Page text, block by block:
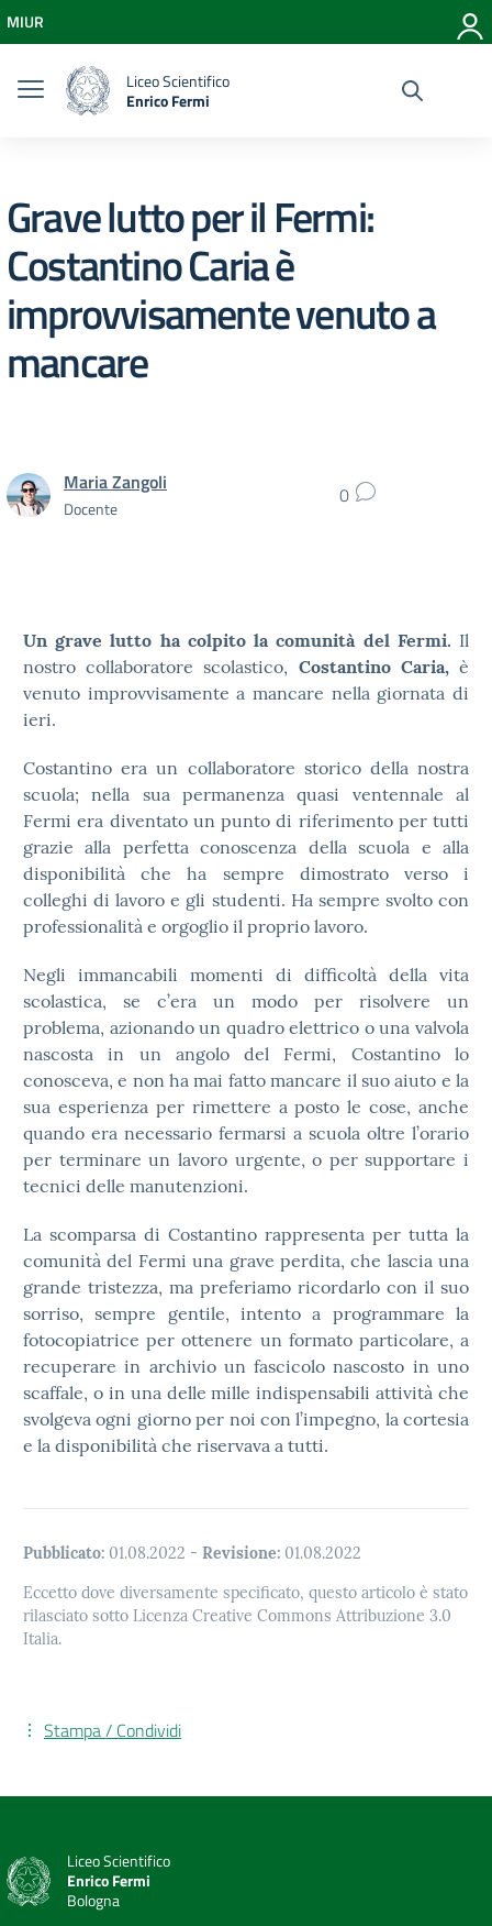
Vai al menu di navigazione
Vai al footer
MIUR
Liceo Scientifico
Enrico Fermi
Grave lutto per il Fermi:
Costantino Caria è
improvvisamente venuto a
mancare
Maria Zangoli
Docente 0
Un grave lutto ha colpito la comunità del Fermi. Il
nostro collaboratore scolastico, Costantino Caria,è
venuto improvvisamente a mancare nella giornata di
ieri.
Costantino era un collaboratore storico della nostra
scuola; nella sua permanenza quasi ventennale al
Fermi era diventato un punto di riferimento per tutti
grazie alla perfetta conoscenza della scuola e alla
disponibilità che ha sempre dimostrato verso i
colleghi di lavoro e gli studenti. Ha sempre svolto con
professionalità e orgoglio il proprio lavoro.
Negli immancabili momenti di difficoltà della vita
scolastica, se c’era un modo per risolvere un
problema, azionando un quadro elettrico o una valvola
nascosta in un angolo del Fermi, Costantino lo
conosceva, e non ha mai fatto mancare il suo aiuto e la
sua esperienza per rimettere a posto le cose, anche
quando era necessario fermarsi a scuola oltre l’orario
per terminare un lavoro urgente, o per supportare i
tecnici delle manutenzioni.
La scomparsa di Costantino rappresenta per tutta la
comunità del Fermi una grave perdita, che lascia una
grande tristezza, ma preferiamo ricordarlo con il suo
sorriso, sempre gentile, intento a programmare la
fotocopiatrice per ottenere un formato particolare, a
recuperare in archivio un fascicolo nascosto in uno
scaffale, o in una delle mille indispensabili attività che
svolgeva ogni giorno per noi con l’impegno, la cortesia
e la disponibilità che riservava a tutti.
Pubblicato: 01.08.2022 - Revisione: 01.08.2022
Eccetto dove diversamente specificato, questo articolo è stato
rilasciato sotto Licenza Creative Commons Attribuzione 3.0
Italia.
Stampa / Condividi
Liceo Scientifico
Enrico Fermi
Bologna